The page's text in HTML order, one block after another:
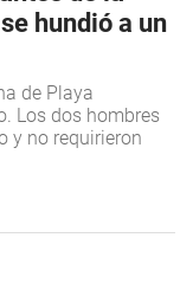
hundió a un
de Playa
Los dos hombres
y no requirieron